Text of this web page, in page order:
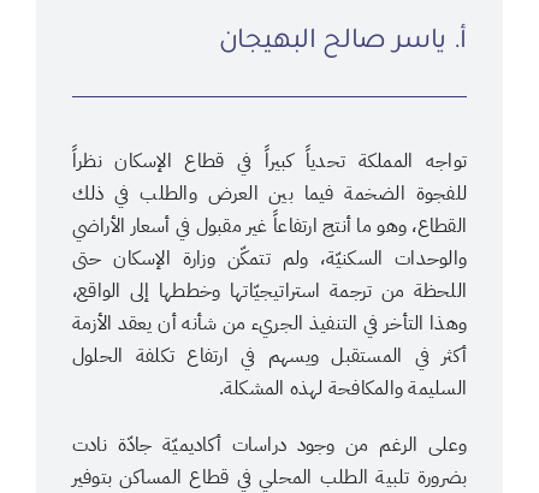
أ. ياسر صالح البهيجان
تواجه المملكة تحدياً كبيراً في قطاع الإسكان نظراً
للفجوة الضخمة فيما بين العرض والطلب في ذلك
القطاع، وهو ما أنتج ارتفاعاً غير مقبول في أسعار الأراضي
والوحدات السكنيّة، ولم تتمكّن وزارة الإسكان حتى
اللحظة من ترجمة استراتيجيّاتها وخططها إلى الواقع،
وهذا التأخر في التنفيذ الجريء من شأنه أن يعقد الأزمة
أكثر في المستقبل ويسهم في ارتفاع تكلفة الحلول
السليمة والمكافحة لهذه المشكلة.
وعلى الرغم من وجود دراسات أكاديميّة جادّة نادت
بضرورة تلبية الطلب المحلي في قطاع المساكن بتوفير